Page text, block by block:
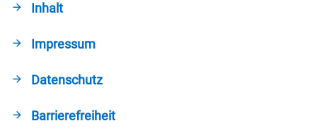
Inhalt
Impressum
Datenschutz
Barrierefreiheit